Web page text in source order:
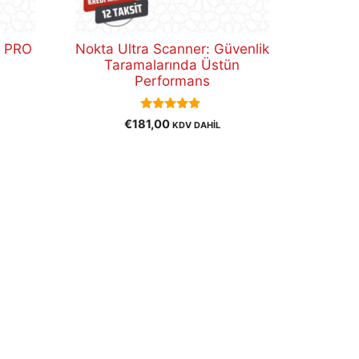
Nokta Ultra Scanner: Güvenlik
Taramalarında Üstün
Performans
5.00
out of 5
€181,00 KDV DAHİL